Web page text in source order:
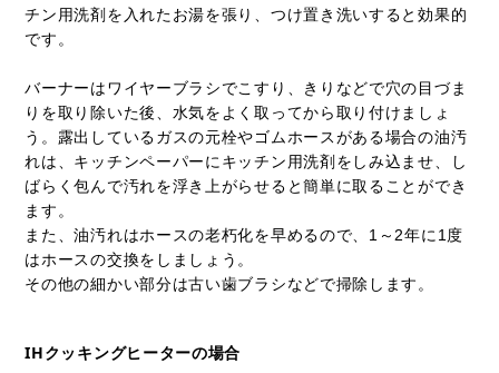
チン用洗剤を入れたお湯を張り、つけ置き洗いすると効果的
です。
バーナーはワイヤーブラシでこすり、きりなどで穴の目づま
りを取り除いた後、水気をよく取ってから取り付けましょ
う。露出しているガスの元栓やゴムホースがある場合の油汚
れは、キッチンペーパーにキッチン用洗剤をしみ込ませ、し
ばらく包んで汚れを浮き上がらせると簡単に取ることができ
ます。
また、油汚れはホースの老朽化を早めるので、1～2年に1度
はホースの交換をしましょう。
その他の細かい部分は古い歯ブラシなどで掃除します。
IHクッキングヒーターの場合